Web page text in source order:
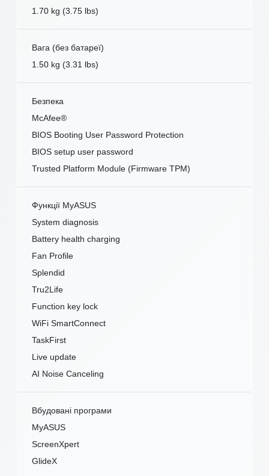
1.70 kg (3.75 lbs)
Вага (без батареї)
1.50 kg (3.31 lbs)
Безпека
McAfee®
BIOS Booting User Password Protection
BIOS setup user password
Trusted Platform Module (Firmware TPM)
Функції MyASUS
System diagnosis
Battery health charging
Fan Profile
Splendid
Tru2Life
Function key lock
WiFi SmartConnect
TaskFirst
Live update
AI Noise Canceling
Вбудовані програми
MyASUS
ScreenXpert
GlideX